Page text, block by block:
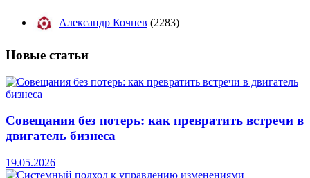
Александр Кочнев (2283)
Новые статьи
Совещания без потерь: как превратить встречи в
двигатель бизнеса
19.05.2026